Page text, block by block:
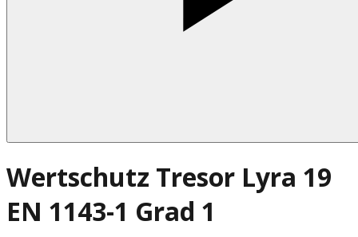
Wertschutz Tresor Lyra 19
EN 1143-1 Grad 1